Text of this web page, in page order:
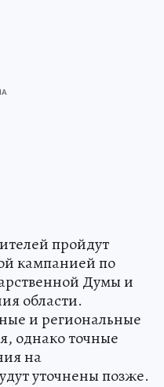
пройдут
кампанией по
Думы и
области.
и региональные
однако точные
на
уточнены позже.